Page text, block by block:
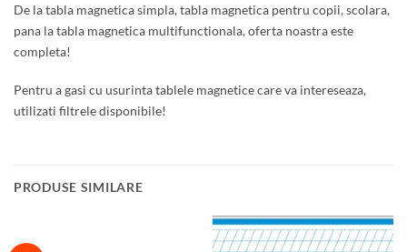
De la tabla magnetica simpla, tabla magnetica pentru copii, scolara,
pana la tabla magnetica multifunctionala, oferta noastra este
completa!
Pentru a gasi cu usurinta tablele magnetice care va intereseaza,
utilizati filtrele disponibile!
PRODUSE SIMILARE